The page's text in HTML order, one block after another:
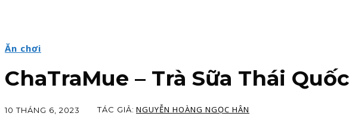
Ăn chơi
ChaTraMue – Trà Sữa Thái
10 THÁNG 6, 2023 TÁC GIẢ: NGUYỄN HOÀNG NGỌC HÂN